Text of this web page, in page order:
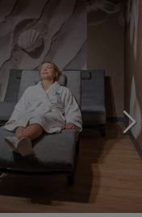
tikai daži soļi